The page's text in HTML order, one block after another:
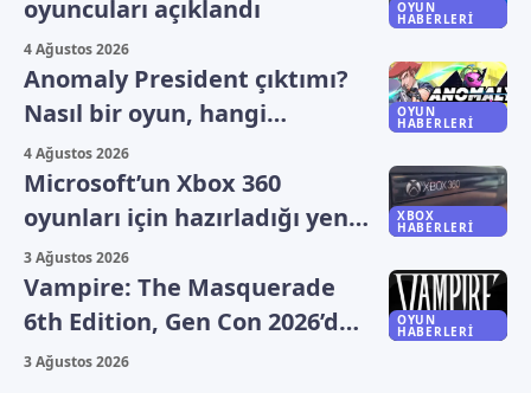
OYUN
HABERLERI
oyuncuları açıklandı
4 Ağustos 2026
OYUN
HABERLERI
Anomaly President çıktımı?
Nasıl bir oyun, hangi
platformlarda oynanıyor?
4 Ağustos 2026
XBOX
HABERLERI
Microsoft’un Xbox 360
oyunları için hazırladığı yeni
plan sızdı
3 Ağustos 2026
OYUN
HABERLERI
Vampire: The Masquerade
6th Edition, Gen Con 2026’da
duyuruldu
3 Ağustos 2026